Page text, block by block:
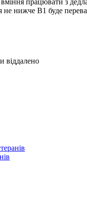
вміння працювати з
не нижче B1 буде
віддалено